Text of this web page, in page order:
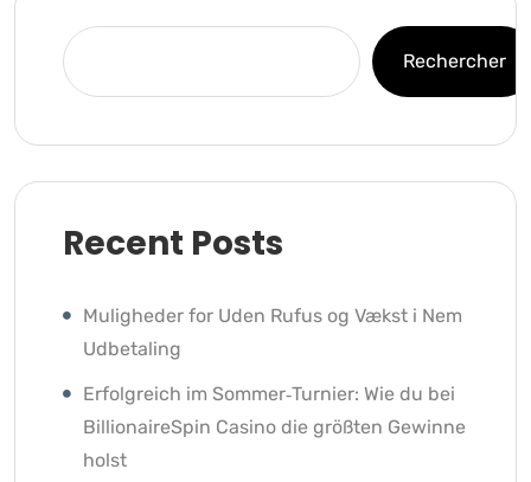
Rechercher
Recent Posts
Muligheder for Uden Rufus og Vækst i Nem
Udbetaling
Erfolgreich im Sommer‑Turnier: Wie du bei
BillionaireSpin Casino die größten Gewinne
holst